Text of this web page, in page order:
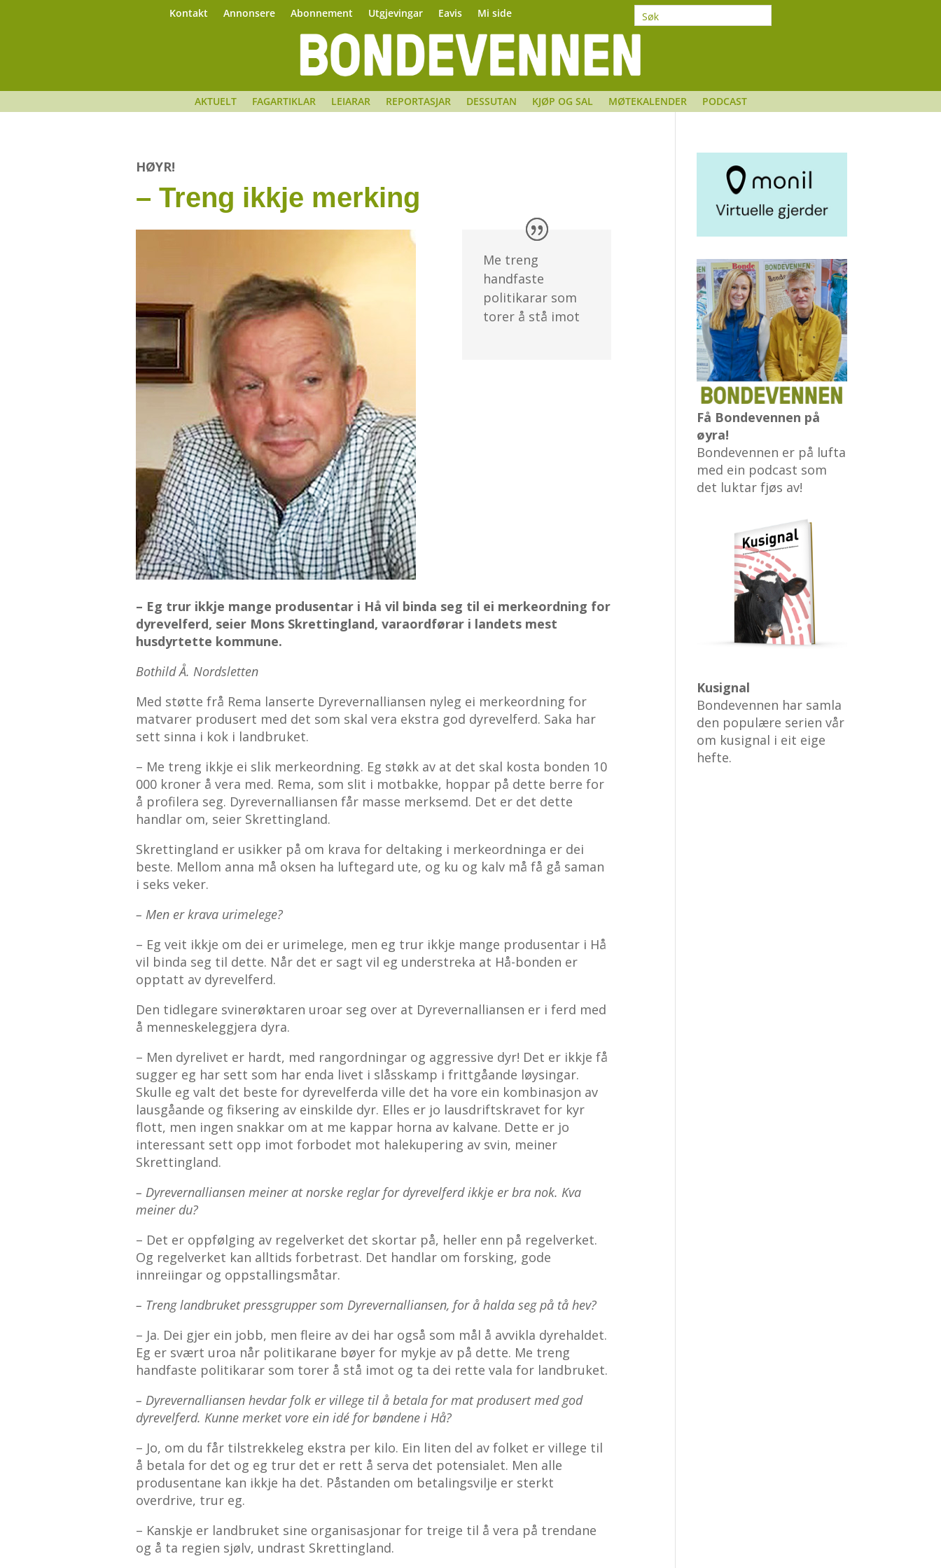
Kontakt Annonsere Abonnement Utgjevingar Eavis Mi side
AKTUELT FAGARTIKLAR LEIARAR REPORTASJAR DESSUTAN KJØP OG SAL MØTEKALENDER PODCAST
HØYR!
– Treng ikkje merking
Me treng
handfaste
politikarar som
torer å stå imot
– Eg trur ikkje mange produsentar i Hå vil binda seg til ei merkeordning for
dyrevelferd, seier Mons Skrettingland, varaordførar i landets mest
husdyrtette kommune.
Bothild Å. Nordsletten
Med støtte frå Rema lanserte Dyrevernalliansen nyleg ei merkeordning for
matvarer produsert med det som skal vera ekstra god dyrevelferd. Saka har
sett sinna i kok i landbruket.
– Me treng ikkje ei slik merkeordning. Eg støkk av at det skal kosta bonden 10
000 kroner å vera med. Rema, som slit i motbakke, hoppar på dette berre for
å profilera seg. Dyrevernalliansen får masse merksemd. Det er det dette
handlar om, seier Skrettingland.
Skrettingland er usikker på om krava for deltaking i merkeordninga er dei
beste. Mellom anna må oksen ha luftegard ute, og ku og kalv må få gå saman
i seks veker.
– Men er krava urimelege?
– Eg veit ikkje om dei er urimelege, men eg trur ikkje mange produsentar i Hå
vil binda seg til dette. Når det er sagt vil eg understreka at Hå-bonden er
opptatt av dyrevelferd.
Den tidlegare svinerøktaren uroar seg over at Dyrevernalliansen er i ferd med
å menneskeleggjera dyra.
– Men dyrelivet er hardt, med rangordningar og aggressive dyr! Det er ikkje få
sugger eg har sett som har enda livet i slåsskamp i frittgåande løysingar.
Skulle eg valt det beste for dyrevelferda ville det ha vore ein kombinasjon av
lausgåande og fiksering av einskilde dyr. Elles er jo lausdriftskravet for kyr
flott, men ingen snakkar om at me kappar horna av kalvane. Dette er jo
interessant sett opp imot forbodet mot halekupering av svin, meiner
Skrettingland.
– Dyrevernalliansen meiner at norske reglar for dyrevelferd ikkje er bra nok. Kva
meiner du?
– Det er oppfølging av regelverket det skortar på, heller enn på regelverket.
Og regelverket kan alltids forbetrast. Det handlar om forsking, gode
innreiingar og oppstallingsmåtar.
– Treng landbruket pressgrupper som Dyrevernalliansen, for å halda seg på tå hev?
– Ja. Dei gjer ein jobb, men fleire av dei har også som mål å avvikla dyrehaldet.
Eg er svært uroa når politikarane bøyer for mykje av på dette. Me treng
handfaste politikarar som torer å stå imot og ta dei rette vala for landbruket.
– Dyrevernalliansen hevdar folk er villege til å betala for mat produsert med god
dyrevelferd. Kunne merket vore ein idé for bøndene i Hå?
– Jo, om du får tilstrekkeleg ekstra per kilo. Ein liten del av folket er villege til
å betala for det og eg trur det er rett å serva det potensialet. Men alle
produsentane kan ikkje ha det. Påstanden om betalingsvilje er sterkt
overdrive, trur eg.
– Kanskje er landbruket sine organisasjonar for treige til å vera på trendane
og å ta regien sjølv, undrast Skrettingland.
Få Bondevennen på
øyra!
Bondevennen er på lufta
med ein podcast som
det luktar fjøs av!
Kusignal
Bondevennen har samla
den populære serien vår
om kusignal i eit eige
hefte.